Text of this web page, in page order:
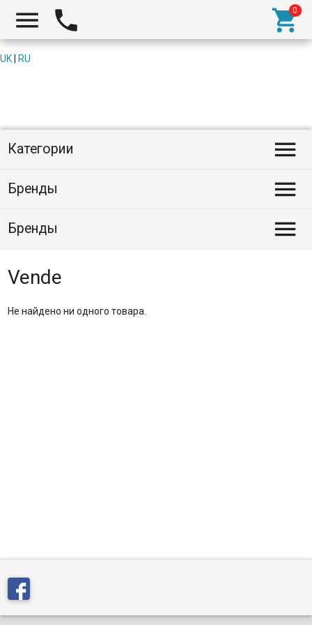
  
UK RU
Категории 
Бренды 
Бренды 
Vende
Не найдено ни одного товара.